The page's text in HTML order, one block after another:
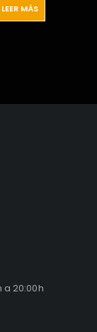
LEER MÁS
a 20:00h